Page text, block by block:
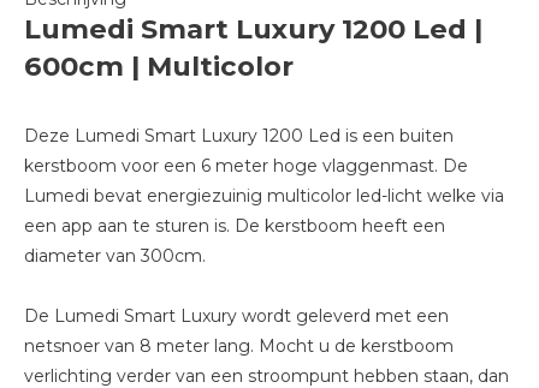
Lumedi Smart Luxury 1200 Led |
600cm | Multicolor
Deze Lumedi Smart Luxury 1200 Led is een buiten
kerstboom voor een 6 meter hoge vlaggenmast. De
Lumedi bevat energiezuinig multicolor led-licht welke via
een app aan te sturen is. De kerstboom heeft een
diameter van 300cm.
De Lumedi Smart Luxury wordt geleverd met een
netsnoer van 8 meter lang. Mocht u de kerstboom
verlichting verder van een stroompunt hebben staan, dan